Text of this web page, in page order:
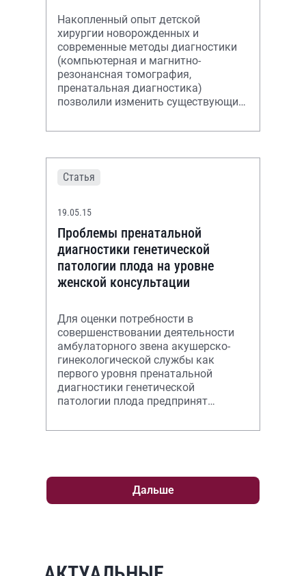
Накопленный опыт детской
хирургии новорожденных и
современные методы диагностики
(компьютерная и магнитно-
резонансная томография,
пренатальная диагностика)
позволили изменить существующие
пороков лица.
Статья
19.05.15
Проблемы пренатальной
диагностики генетической
патологии плода на уровне
женской консультации
Для оценки потребности в
совершенствовании деятельности
амбулаторного звена акушерско-
гинекологической службы как
первого уровня пренатальной
диагностики генетической
патологии плода предпринят
материала одной из женских к
Дальше